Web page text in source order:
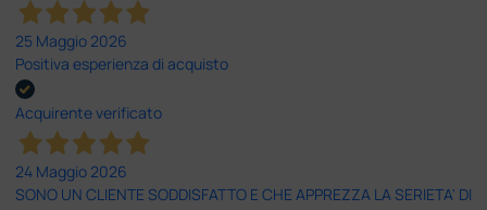
25 Maggio 2026
Positiva esperienza di acquisto
Acquirente verificato
24 Maggio 2026
SONO UN CLIENTE SODDISFATTO E CHE APPREZZA LA SERIETA' DI